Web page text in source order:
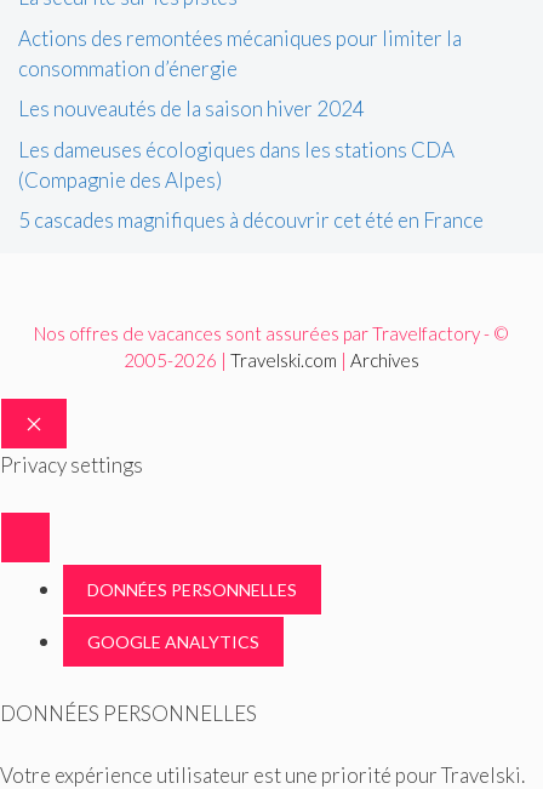
Actions des remontées mécaniques pour limiter la
consommation d’énergie
Les nouveautés de la saison hiver 2024
Les dameuses écologiques dans les stations CDA
(Compagnie des Alpes)
5 cascades magnifiques à découvrir cet été en France
Nos offres de vacances sont assurées par Travelfactory - ©
2005-2026 | Travelski.com Archives
FERMER
Privacy settings
DONNÉES PERSONNELLES
GOOGLE ANALYTICS
DONNÉES PERSONNELLES
Votre expérience utilisateur est une priorité pour Travelski.